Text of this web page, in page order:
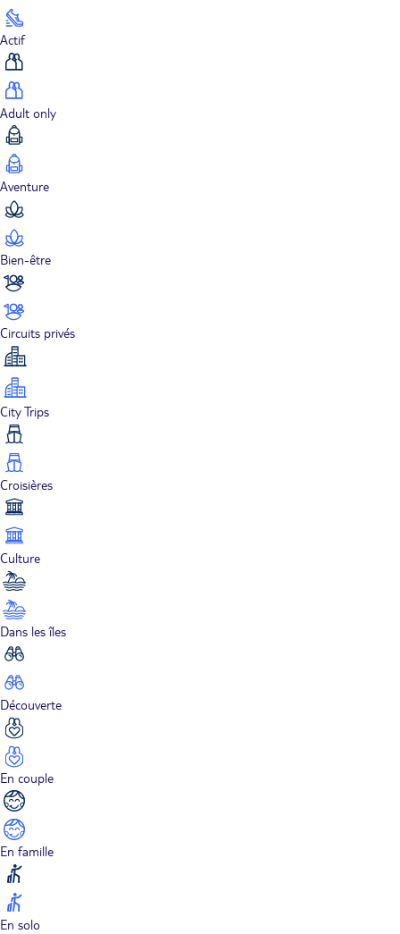
Actif
Adult only
Aventure
Bien-être
Circuits privés
City Trips
Croisières
Culture
Dans les îles
Découverte
En couple
En famille
En solo